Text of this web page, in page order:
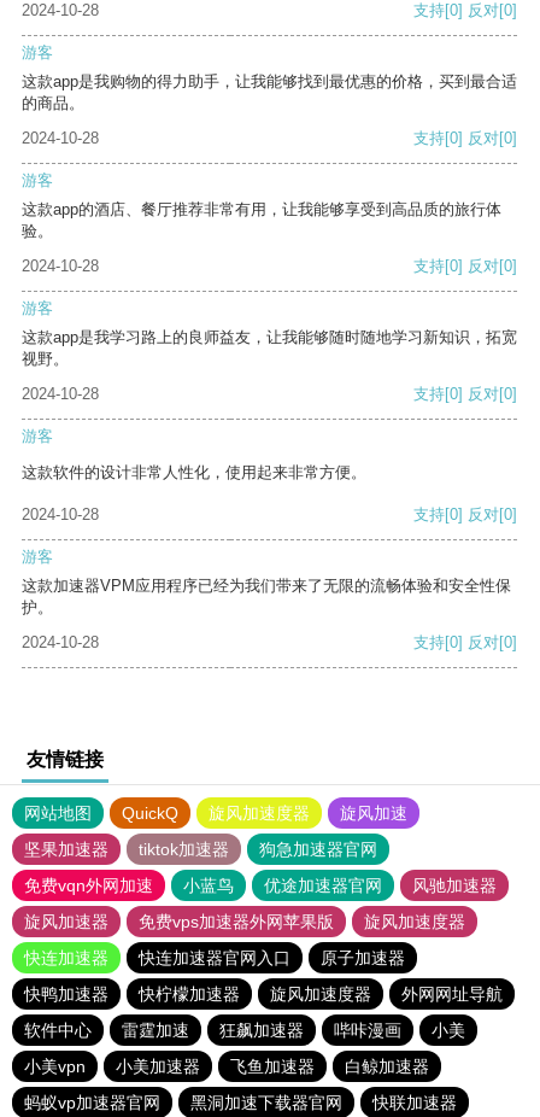
2024-10-28 支持[0] 反对[0]
游客
这款app是我购物的得力助手，让我能够找到最优惠的价格，买到最合适
的商品。
2024-10-28
支持[0] 反对[0]
游客
这款app的酒店、餐厅推荐非常有用，让我能够享受到高品质的旅行体
验。
2024-10-28
支持[0] 反对[0]
游客
这款app是我学习路上的良师益友，让我能够随时随地学习新知识，拓宽
视野。
2024-10-28
支持[0] 反对[0]
游客
这款软件的设计非常人性化，使用起来非常方便。
2024-10-28 支持[0] 反对[0]
游客
这款加速器VPM应用程序已经为我们带来了无限的流畅体验和安全性保
护。
2024-10-28
支持[0] 反对[0]
友情链接
网站地图 QuickQ 旋风加速度器
旋风加速
坚果加速器
tiktok加速器
狗急加速器官网
免费vqn外网加速
小蓝鸟 优途加速器官网
风驰加速器
旋风加速器
免费vps加速器外网苹果版
旋风加速度器
快连加速器
快连加速器官网入口
原子加速器
快鸭加速器
快柠檬加速器 旋风加速度器
外网网址导航
软件中心
雷霆加速 狂飙加速器 哔咔漫画
小美
小美vpn
小美加速器 飞鱼加速器
白鲸加速器
蚂蚁vp加速器官网
黑洞加速下载器官网 快联加速器